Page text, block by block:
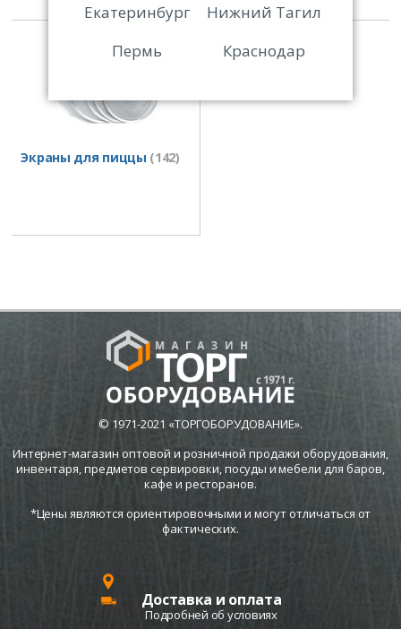
Экраны для пиццы (142)
© 1971-2021 «ТОРГОБОРУДОВАНИЕ».
Интернет-магазин оптовой и розничной продажи оборудования,
инвентаря, предметов сервировки, посуды и мебели для баров,
кафе и ресторанов.
*Цены являются ориентировочными и могут отличаться от
фактических.
Доставка и оплата
Подробней об условиях
Екатеринбург
Нижний Тагил
Пермь
Краснодар